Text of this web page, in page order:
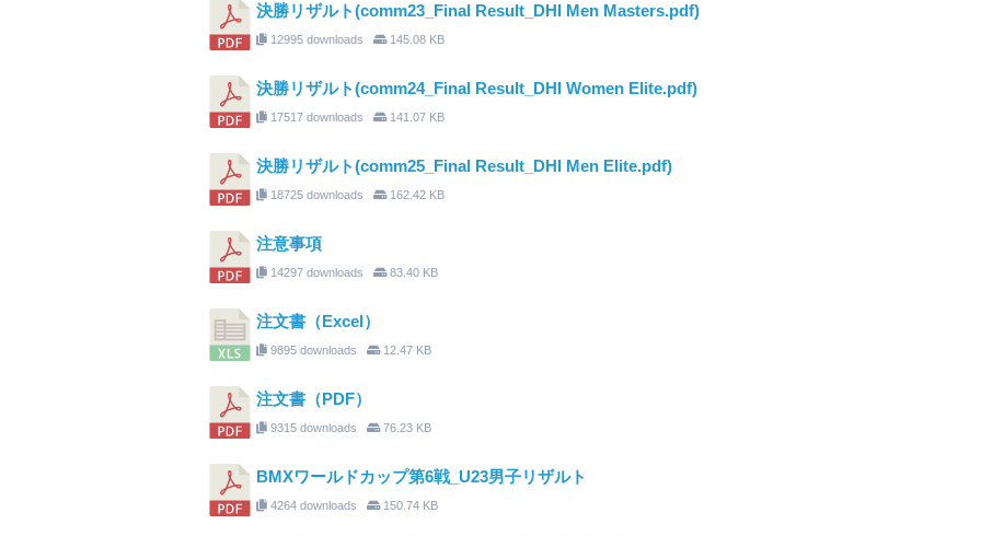
決勝リザルト(comm23_Final Result_DHI Men Masters.pdf)
12995 downloads 145.08 KB
決勝リザルト(comm24_Final Result_DHI Women Elite.pdf)
17517 downloads 141.07 KB
決勝リザルト(comm25_Final Result_DHI Men Elite.pdf)
18725 downloads 162.42 KB
注意事項
14297 downloads 83.40 KB
注文書（Excel）
9895 downloads 12.47 KB
注文書（PDF）
9315 downloads 76.23 KB
BMXワールドカップ第6戦_U23男子リザルト
4264 downloads 150.74 KB